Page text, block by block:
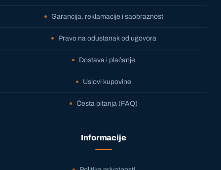
Garancija, reklamacije i saobraznost
Pravo na odustanak od ugovora
Dostava i plaćanje
Uslovi kupovine
Česta pitanja (FAQ)
Informacije